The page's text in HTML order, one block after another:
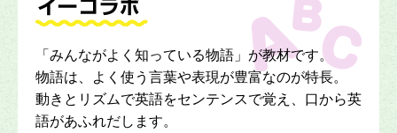
「みんながよく知っている物語」が教材です。
物語は、よく使う言葉や表現が豊富なのが特長。
動きとリズムで英語をセンテンスで覚え、口から英
語があふれだします。